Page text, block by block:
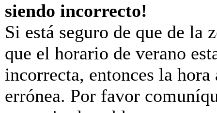
siendo incorrecto!
Si está seguro de que de la
que el horario de verano
incorrecta, entonces la
errónea. Por favor